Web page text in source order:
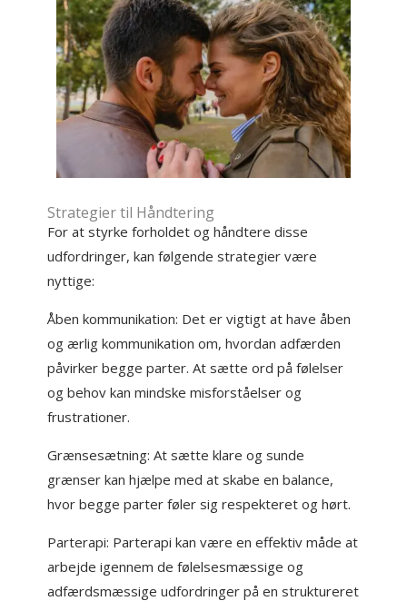
Strategier til Håndtering
For at styrke forholdet og håndtere disse
udfordringer, kan følgende strategier være
nyttige:
Åben kommunikation: Det er vigtigt at have åben
og ærlig kommunikation om, hvordan adfærden
påvirker begge parter. At sætte ord på følelser
og behov kan mindske misforståelser og
frustrationer.
Grænsesætning: At sætte klare og sunde
grænser kan hjælpe med at skabe en balance,
hvor begge parter føler sig respekteret og hørt.
Parterapi: Parterapi kan være en effektiv måde at
arbejde igennem de følelsesmæssige og
adfærdsmæssige udfordringer på en struktureret